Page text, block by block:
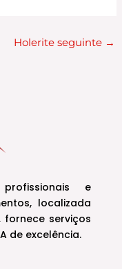
Holerite seguinte →
e
localizada
fornece serviços
de excelência.